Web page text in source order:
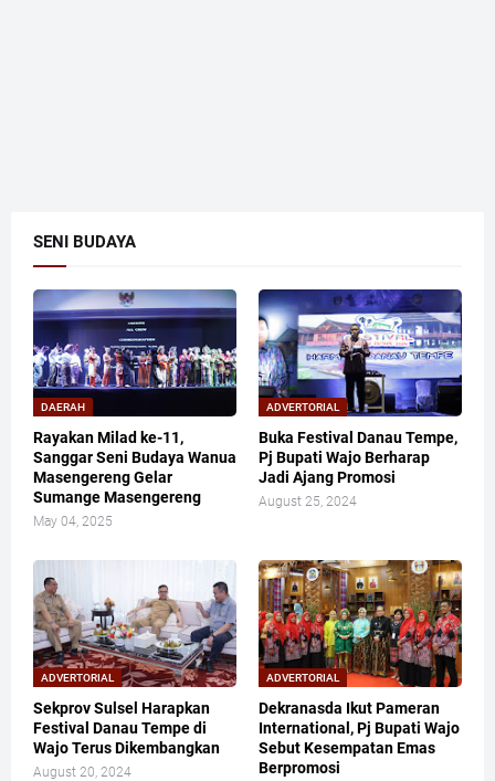
SENI BUDAYA
DAERAH
Rayakan Milad ke-11,
Sanggar Seni Budaya Wanua
Masengereng Gelar
Sumange Masengereng
May 04, 2025
ADVERTORIAL
Buka Festival Danau Tempe,
Pj Bupati Wajo Berharap
Jadi Ajang Promosi
August 25, 2024
ADVERTORIAL
Sekprov Sulsel Harapkan
Festival Danau Tempe di
Wajo Terus Dikembangkan
August 20, 2024
ADVERTORIAL
Dekranasda Ikut Pameran
International, Pj Bupati Wajo
Sebut Kesempatan Emas
Berpromosi